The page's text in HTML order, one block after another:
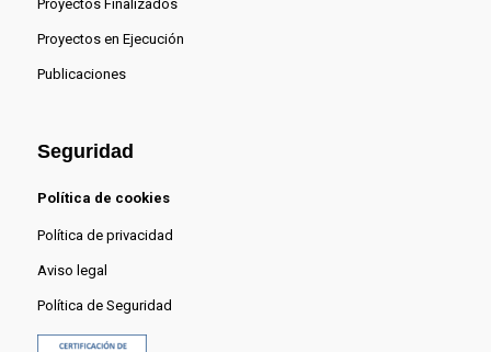
Proyectos Finalizados
Proyectos en Ejecución
Publicaciones
Seguridad
Política de cookies
Política de privacidad
Aviso legal
Política de Seguridad